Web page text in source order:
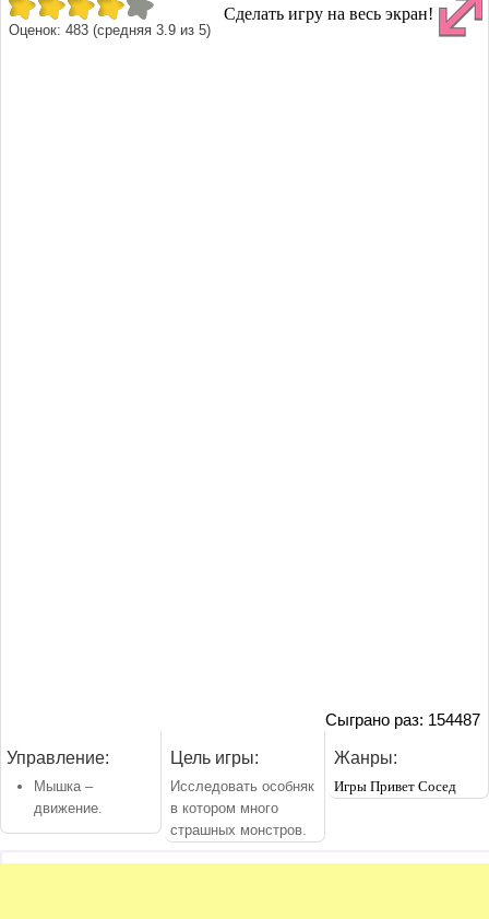
Оценок: 483 (средняя 3.9 из 5)
Сделать игру на весь экран!
Сыграно раз: 154487
Управление:
Мышка –
движение.
Цель игры:
Исследовать особняк
в котором много
страшных монстров.
Жанры:
Игры Привет Сосед